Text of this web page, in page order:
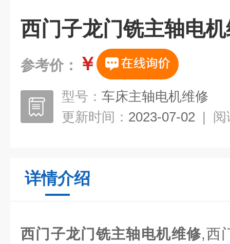
西门子龙门铣主轴电
参考价： ￥
型号： 车床主轴电机维修
更新时间： 2023-07-02 | 阅
详情介绍
西门子龙门铣主轴电机维修,西